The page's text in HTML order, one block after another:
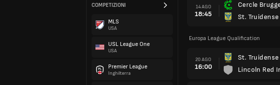
COMPETIZIONI
MLS
USA
USL League One
USA
Premier League
Inghilterra
14 AGO
18:45
Cercle
St. Truidense
Europa League Qualification
20 AGO
16:00
St. Truidense
Lincoln Red